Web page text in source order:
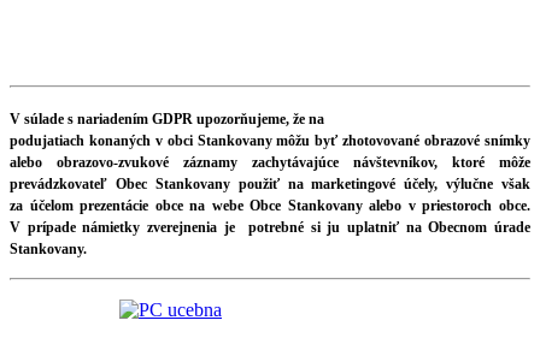
V súlade s nariadením GDPR upozorňujeme, že na
podujatiach konaných v obci Stankovany môžu byť zhotovované obrazové snímky
alebo obrazovo-zvukové záznamy zachytávajúce návštevníkov, ktoré môže
prevádzkovateľ Obec Stankovany použiť na marketingové účely, výlučne však
za účelom prezentácie obce na webe Obce Stankovany alebo v priestoroch obce.
V prípade námietky zverejnenia je potrebné si ju uplatniť na Obecnom úrade
Stankovany.